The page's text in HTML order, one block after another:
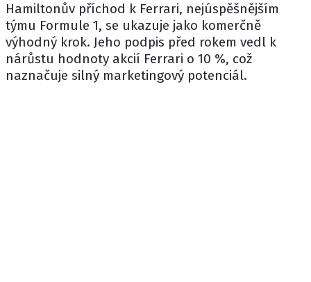
Hamiltonův příchod k Ferrari, nejúspěšnějším
týmu Formule 1, se ukazuje jako komerčně
výhodný krok. Jeho podpis před rokem vedl k
nárůstu hodnoty akcií Ferrari o 10 %, což
naznačuje silný marketingový potenciál.